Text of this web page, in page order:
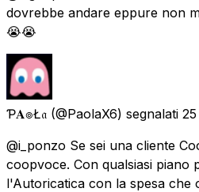
dovrebbe andare eppure non
😭😭
Ƥ𝐀๏Ł𝔞 (@PaolaX6) segnalati
@i_ponzo Se sei una cliente
coopvoce. Con qualsiasi piano
l'Autoricatica con la spesa che